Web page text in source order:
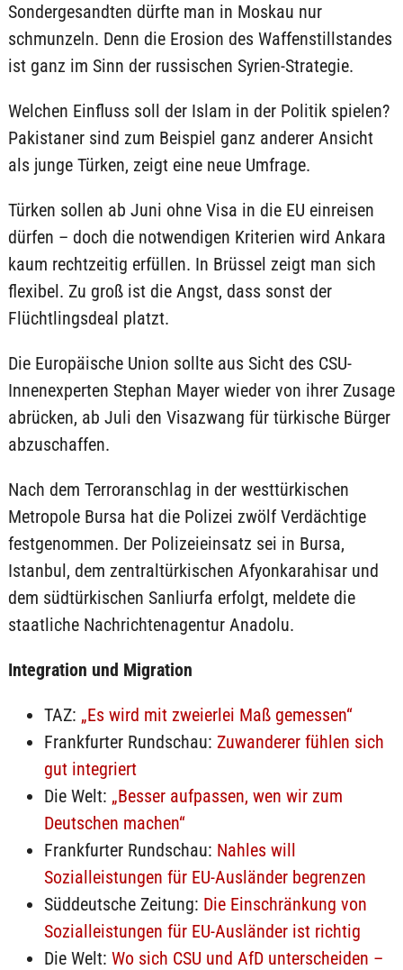
Sondergesandten dürfte man in Moskau nur
schmunzeln. Denn die Erosion des Waffenstillstandes
ist ganz im Sinn der russischen Syrien-Strategie.
Welchen Einfluss soll der Islam in der Politik spielen?
Pakistaner sind zum Beispiel ganz anderer Ansicht
als junge Türken, zeigt eine neue Umfrage.
Türken sollen ab Juni ohne Visa in die EU einreisen
dürfen – doch die notwendigen Kriterien wird Ankara
kaum rechtzeitig erfüllen. In Brüssel zeigt man sich
flexibel. Zu groß ist die Angst, dass sonst der
Flüchtlingsdeal platzt.
Die Europäische Union sollte aus Sicht des CSU-
Innenexperten Stephan Mayer wieder von ihrer Zusage
abrücken, ab Juli den Visazwang für türkische Bürger
abzuschaffen.
Nach dem Terroranschlag in der westtürkischen
Metropole Bursa hat die Polizei zwölf Verdächtige
festgenommen. Der Polizeieinsatz sei in Bursa,
Istanbul, dem zentraltürkischen Afyonkarahisar und
dem südtürkischen Sanliurfa erfolgt, meldete die
staatliche Nachrichtenagentur Anadolu.
Integration und Migration
TAZ: „Es wird mit zweierlei Maß gemessen“
Frankfurter Rundschau: Zuwanderer fühlen sich
gut integriert
Die Welt: „Besser aufpassen, wen wir zum
Deutschen machen“
Frankfurter Rundschau: Nahles will
Sozialleistungen für EU-Ausländer begrenzen
Süddeutsche Zeitung: Die Einschränkung von
Sozialleistungen für EU-Ausländer ist richtig
Die Welt: Wo sich CSU und AfD unterscheiden –